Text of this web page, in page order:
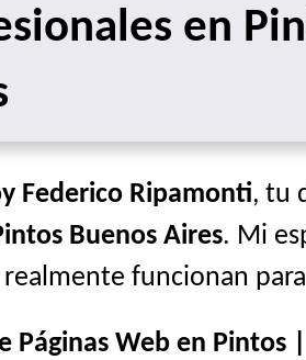
en
Federico Ripamonti, tu
Buenos Aires. Mi
funcionan
Páginas Web en Pintos